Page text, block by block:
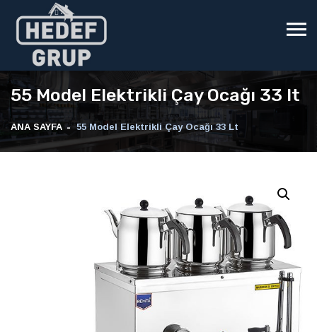
55 Model Elektrikli Çay Ocağı 33 lt
ANA SAYFA 55 Model Elektrikli Çay Ocağı 33 Lt